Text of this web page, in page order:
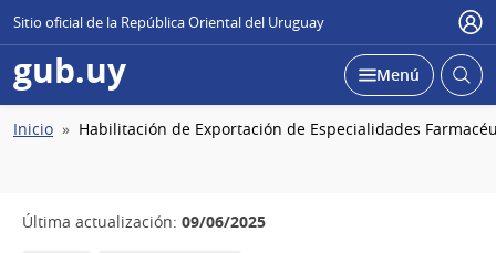
Sitio oficial de la República Oriental del Uruguay
gub.uy Desplegar
Menú Abrir
Ruta
Inicio Habilitación de Exportación de Especialidades
Última actualización: 09/06/2025